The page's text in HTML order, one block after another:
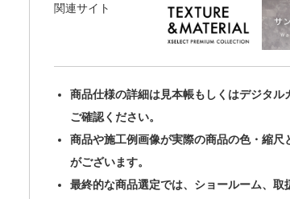
関連サイト
商品仕様の詳細は見本帳もしくはデジタル
ご確認ください。
商品や施工例画像が実際の商品の色・縮尺
がございます。
最終的な商品選定では、ショールーム、取